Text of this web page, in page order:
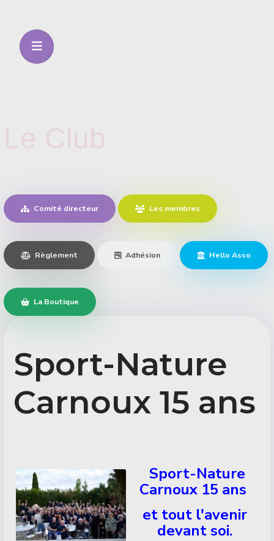
Comité directeur Les membres
Règlement Adhésion Hello Asso
La Boutique
Sport-Nature
Carnoux 15 ans
Sport-Nature
Carnoux 15 ans
et tout l'avenir
devant soi.